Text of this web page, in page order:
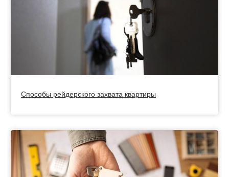
Способы рейдерского захвата квартиры